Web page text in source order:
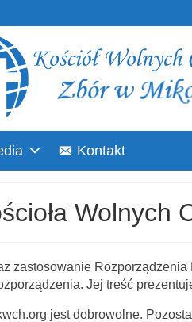
Kontakt
Wolnych
zastosowanie
Jej treść
jest dobrowolne.